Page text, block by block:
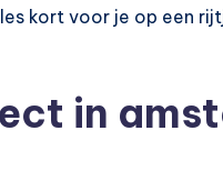
kort voor je op een
in